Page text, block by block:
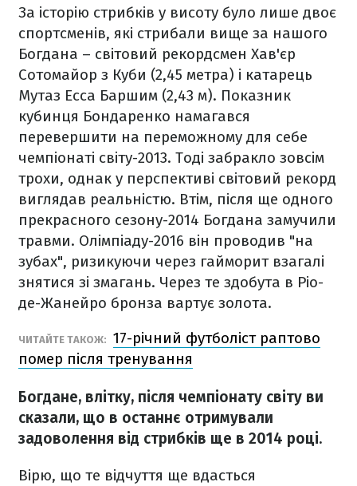
За історію стрибків у висоту було лише двоє
спортсменів, які стрибали вище за нашого
Богдана – світовий рекордсмен Хав'єр
Сотомайор з Куби (2,45 метра) і катарець
Мутаз Есса Баршим (2,43 м). Показник
кубинця Бондаренко намагався
перевершити на переможному для себе
чемпіонаті світу-2013. Тоді забракло зовсім
трохи, однак у перспективі світовий рекорд
виглядав реальністю. Втім, після ще одного
прекрасного сезону-2014 Богдана замучили
травми. Олімпіаду-2016 він проводив "на
зубах", ризикуючи через гайморит взагалі
знятися зі змагань. Через те здобута в Ріо-
де-Жанейро бронза вартує золота.
ЧИТАЙТЕ ТАКОЖ: 17-річний футболіст раптово
помер після тренування
Богдане, влітку, після чемпіонату світу ви
сказали, що в останнє отримували
задоволення від стрибків ще в 2014 році.
Вірю, що те відчуття ще вдасться